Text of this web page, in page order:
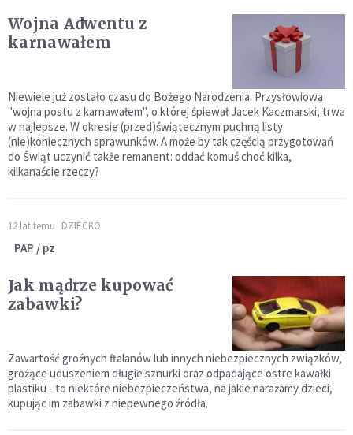
Wojna Adwentu z
karnawałem
Niewiele już zostało czasu do Bożego Narodzenia. Przysłowiowa
"wojna postu z karnawałem", o której śpiewał Jacek Kaczmarski, trwa
w najlepsze. W okresie (przed)świątecznym puchną listy
(nie)koniecznych sprawunków. A może by tak częścią przygotowań
do Świąt uczynić także remanent: oddać komuś choć kilka,
kilkanaście rzeczy?
12 lat temu DZIECKO
PAP / pz
Jak mądrze kupować
zabawki?
Zawartość groźnych ftalanów lub innych niebezpiecznych związków,
grożące uduszeniem długie sznurki oraz odpadające ostre kawałki
plastiku - to niektóre niebezpieczeństwa, na jakie narażamy dzieci,
kupując im zabawki z niepewnego źródła.